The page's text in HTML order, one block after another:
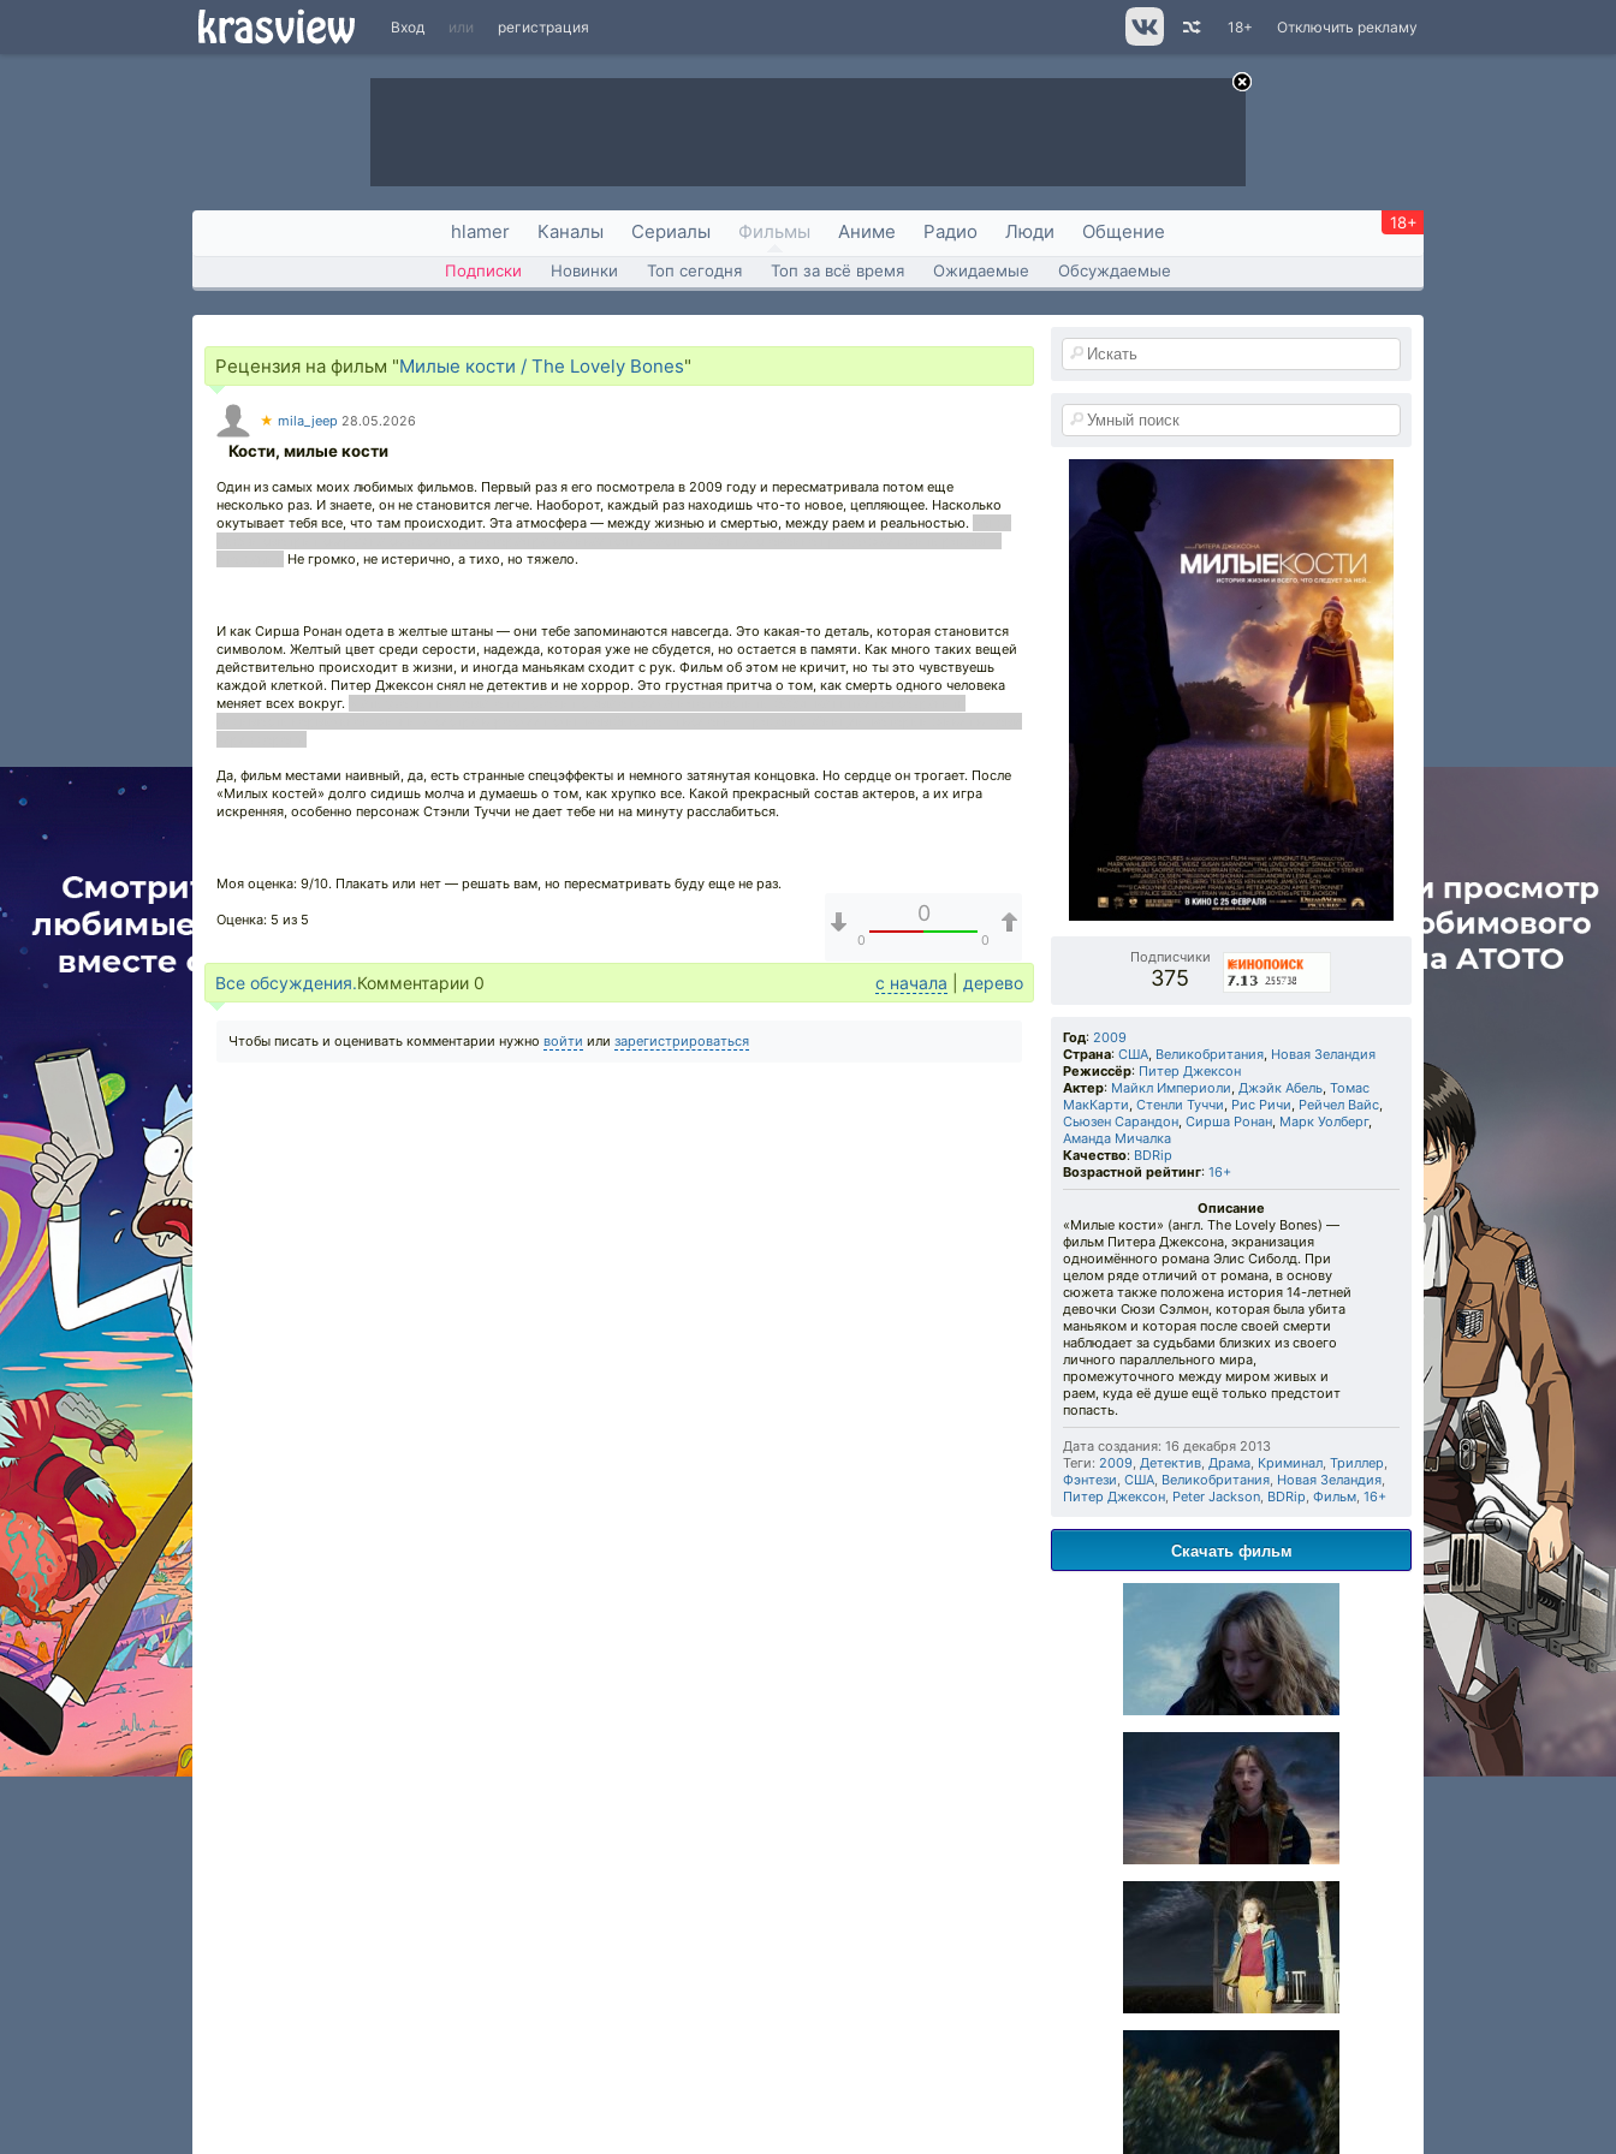
Вход или регистрация Отключить рекламу
18+
hlamer Каналы Сериалы Фильмы Аниме Радио Люди Общение 18+
Подписки Новинки Топ сегодня Топ за всё время Ожидаемые Обсуждаемые
Рецензия на фильм "Милые кости / The Lovely Bones"
★ mila_jeep 28.05.2026
Кости, милые кости
Один из самых моих любимых фильмов. Первый раз я его посмотрела в 2009 году и пересматривала потом еще
несколько раз. И знаете, он не становится легче. Наоборот, каждый раз находишь что-то новое, цепляющее. Насколько
окутывает тебя все, что там происходит. Эта атмосфера — между жизнью и смертью, между раем и реальностью.
Не громко, не истерично, а тихо, но тяжело.
И как Сирша Ронан одета в желтые штаны — они тебе запоминаются навсегда. Это какая-то деталь, которая становится
символом. Желтый цвет среди серости, надежда, которая уже не сбудется, но остается в памяти. Как много таких вещей
действительно происходит в жизни, и иногда маньякам сходит с рук. Фильм об этом не кричит, но ты это чувствуешь
каждой клеткой. Питер Джексон снял не детектив и не хоррор. Это грустная притча о том, как смерть одного человека
меняет всех вокруг.
Да, фильм местами наивный, да, есть странные спецэффекты и немного затянутая концовка. Но сердце он трогает. После
«Милых костей» долго сидишь молча и думаешь о том, как хрупко все. Какой прекрасный состав актеров, а их игра
искренняя, особенно персонаж Стэнли Туччи не дает тебе ни на минуту расслабиться.
Моя оценка: 9/10. Плакать или нет — решать вам, но пересматривать буду еще не раз.
Оценка: 5 из 5 0
0 0
Все обсуждения.Комментарии 0 с начала дерево
Чтобы писать и оценивать комментарии нужно войти или зарегистрироваться
Подписчики
375
Год: 2009
Страна: США, Великобритания, Новая Зеландия
Режиссёр: Питер Джексон
Актер: Майкл Империоли, Джэйк Абель, Томас
МакКарти, Стенли Туччи, Рис Ричи, Рейчел Вайс,
Сьюзен Сарандон, Сирша Ронан, Марк Уолберг,
Аманда Мичалка
Качество: BDRip
Возрастной рейтинг: 16+
Описание
«Милые кости» (англ. The Lovely Bones) —
фильм Питера Джексона, экранизация
одноимённого романа Элис Сиболд. При
целом ряде отличий от романа, в основу
сюжета также положена история 14-летней
девочки Сюзи Сэлмон, которая была убита
маньяком и которая после своей смерти
наблюдает за судьбами близких из своего
личного параллельного мира,
промежуточного между миром живых и
раем, куда её душе ещё только предстоит
попасть.
Дата создания: 16 декабря 2013
Теги: 2009, Детектив, Драма, Криминал, Триллер,
Фэнтези, США, Великобритания, Новая Зеландия,
Питер Джексон, Peter Jackson, BDRip, Фильм, 16+
Скачать фильм